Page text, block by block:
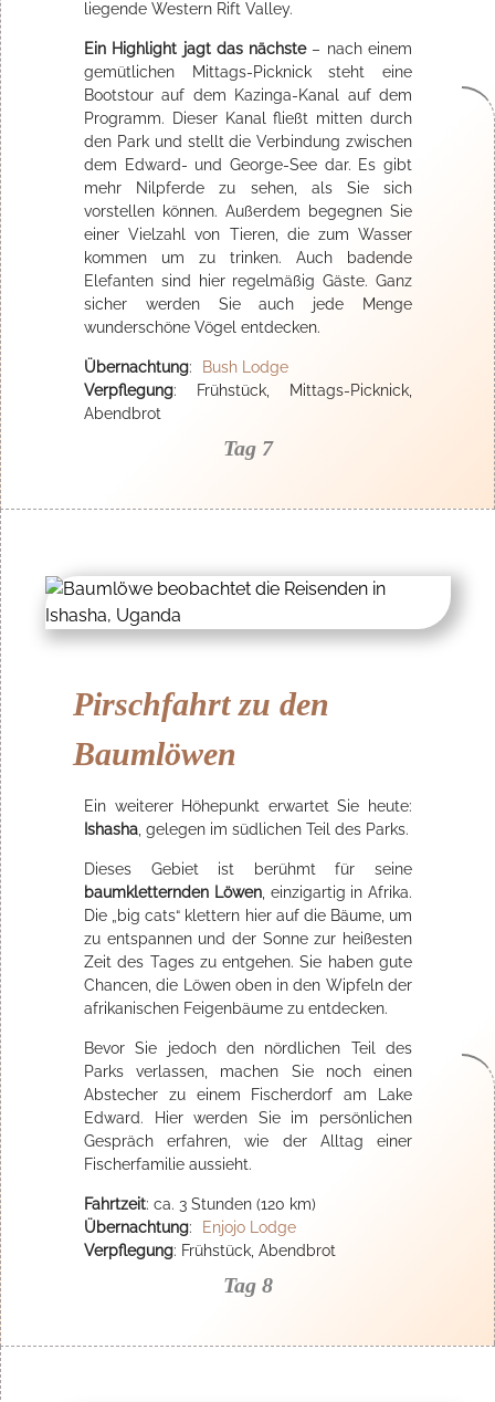
liegende Western Rift Valley.
Ein Highlight jagt das nächste– nach einem
gemütlichen Mittags-Picknick steht eine
Bootstour auf dem Kazinga-Kanal auf dem
Programm. Dieser Kanal fließt mitten durch
den Park und stellt die Verbindung zwischen
dem Edward- und George-See dar. Es gibt
mehr Nilpferde zu sehen, als Sie sich
vorstellen können. Außerdem begegnen Sie
einer Vielzahl von Tieren, die zum Wasser
kommen um zu trinken. Auch badende
Elefanten sind hier regelmäßig Gäste. Ganz
sicher werden Sie auch jede Menge
wunderschöne Vögel entdecken.
Übernachtung:
Bush Lodge
Verpflegung: Frühstück, Mittags-Picknick,
Abendbrot
Tag 7
Pirschfahrt zu den
Baumlöwen
Ein weiterer Höhepunkt erwartet Sie heute:
Ishasha, gelegen im südlichen Teil des Parks.
Dieses Gebiet ist berühmt für seine
baumkletternden Löwen, einzigartig in Afrika.
Die „big cats“ klettern hier auf die Bäume, um
zu entspannen und der Sonne zur heißesten
Zeit des Tages zu entgehen. Sie haben gute
Chancen, die Löwen oben in den Wipfeln der
afrikanischen Feigenbäume zu entdecken.
Bevor Sie jedoch den nördlichen Teil des
Parks verlassen, machen Sie noch einen
Abstecher zu einem Fischerdorf am Lake
Edward. Hier werden Sie im persönlichen
Gespräch erfahren, wie der Alltag einer
Fischerfamilie aussieht.
Fahrtzeit: ca. 3 Stunden (120 km)
Übernachtung:
Enjojo Lodge
Verpflegung: Frühstück, Abendbrot
Tag 8